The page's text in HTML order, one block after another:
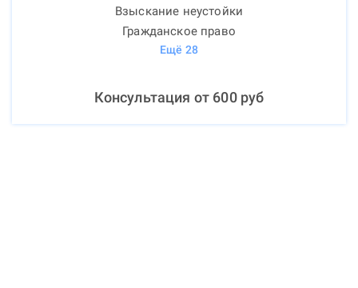
Взыскание неустойки
Гражданское право
Ещё 28
Консультация от 600руб